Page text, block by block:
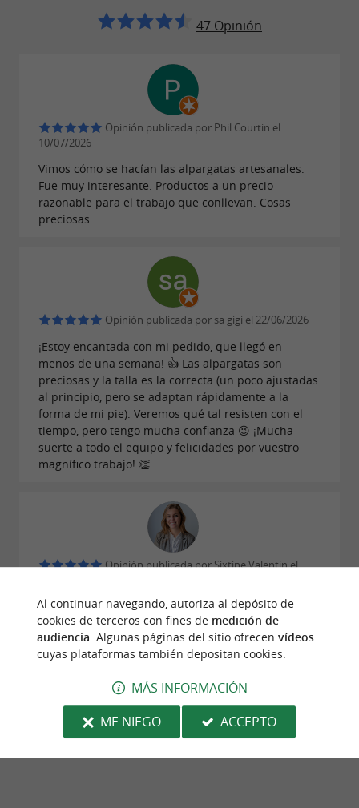
que el de los mayores.
El taller se puede visitar durante todo el año, en
grupo o de forma individual, concertando cita
previa en el teléfono 05 59 28 33 61.
HORARIOS :
Lunes a jueves: 8 a 12 h y 13 a 17 h.
Viernes de 8 a 11 horas.
47 Opinión
Opinión publicada por Phil Courtin el
10/07/2026
Vimos cómo se hacían las alpargatas artesanales.
Fue muy interesante. Productos a un precio
razonable para el trabajo que conllevan. Cosas
preciosas.
Opinión publicada por sa gigi el 22/06/2026
¡Estoy encantada con mi pedido, que llegó en
menos de una semana! 👍 Las alpargatas son
preciosas y la talla es la correcta (un poco ajustadas
al principio, pero se adaptan rápidamente a la
forma de mi pie). Veremos qué tal resisten con el
tiempo, pero tengo mucha confianza 😉 ¡Mucha
suerte a todo el equipo y felicidades por vuestro
magnífico trabajo! 👏
Opinión publicada por Sixtine Valentin el
Estoy muy contenta con mi pedido, las alpargatas se
ven de muy buena calidad. Pedí 5 pares para niños.
¡Los precios son inmejorables y están hechas en
Francia! El envío también fue rápido. Gracias.
LEER TODAS LAS OPINIONES
ESCRIBIR UNA OPINIÓN
Al continuar navegando, autoriza al depósito de
cookies de terceros con fines de medición de
audiencia. Algunas páginas del sitio ofrecen vídeos
cuyas plataformas también depositan cookies.
MÁS INFORMACIÓN
ME NIEGO
ACCEPTO